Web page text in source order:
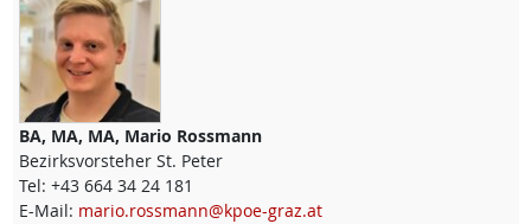
BA, MA, MA, Mario Rossmann
Bezirksvorsteher St. Peter
Tel: +43 664 34 24 181
E-Mail: mario.rossmann@kpoe-graz.at